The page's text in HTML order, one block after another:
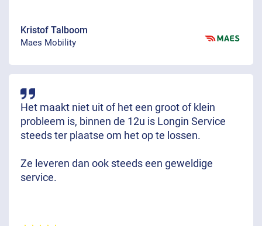
Kristof Talboom
Maes Mobility
Het maakt niet uit of het een groot of klein
probleem is, binnen de 12u is Longin Service
steeds ter plaatse om het op te lossen.
Ze leveren dan ook steeds een geweldige
service.